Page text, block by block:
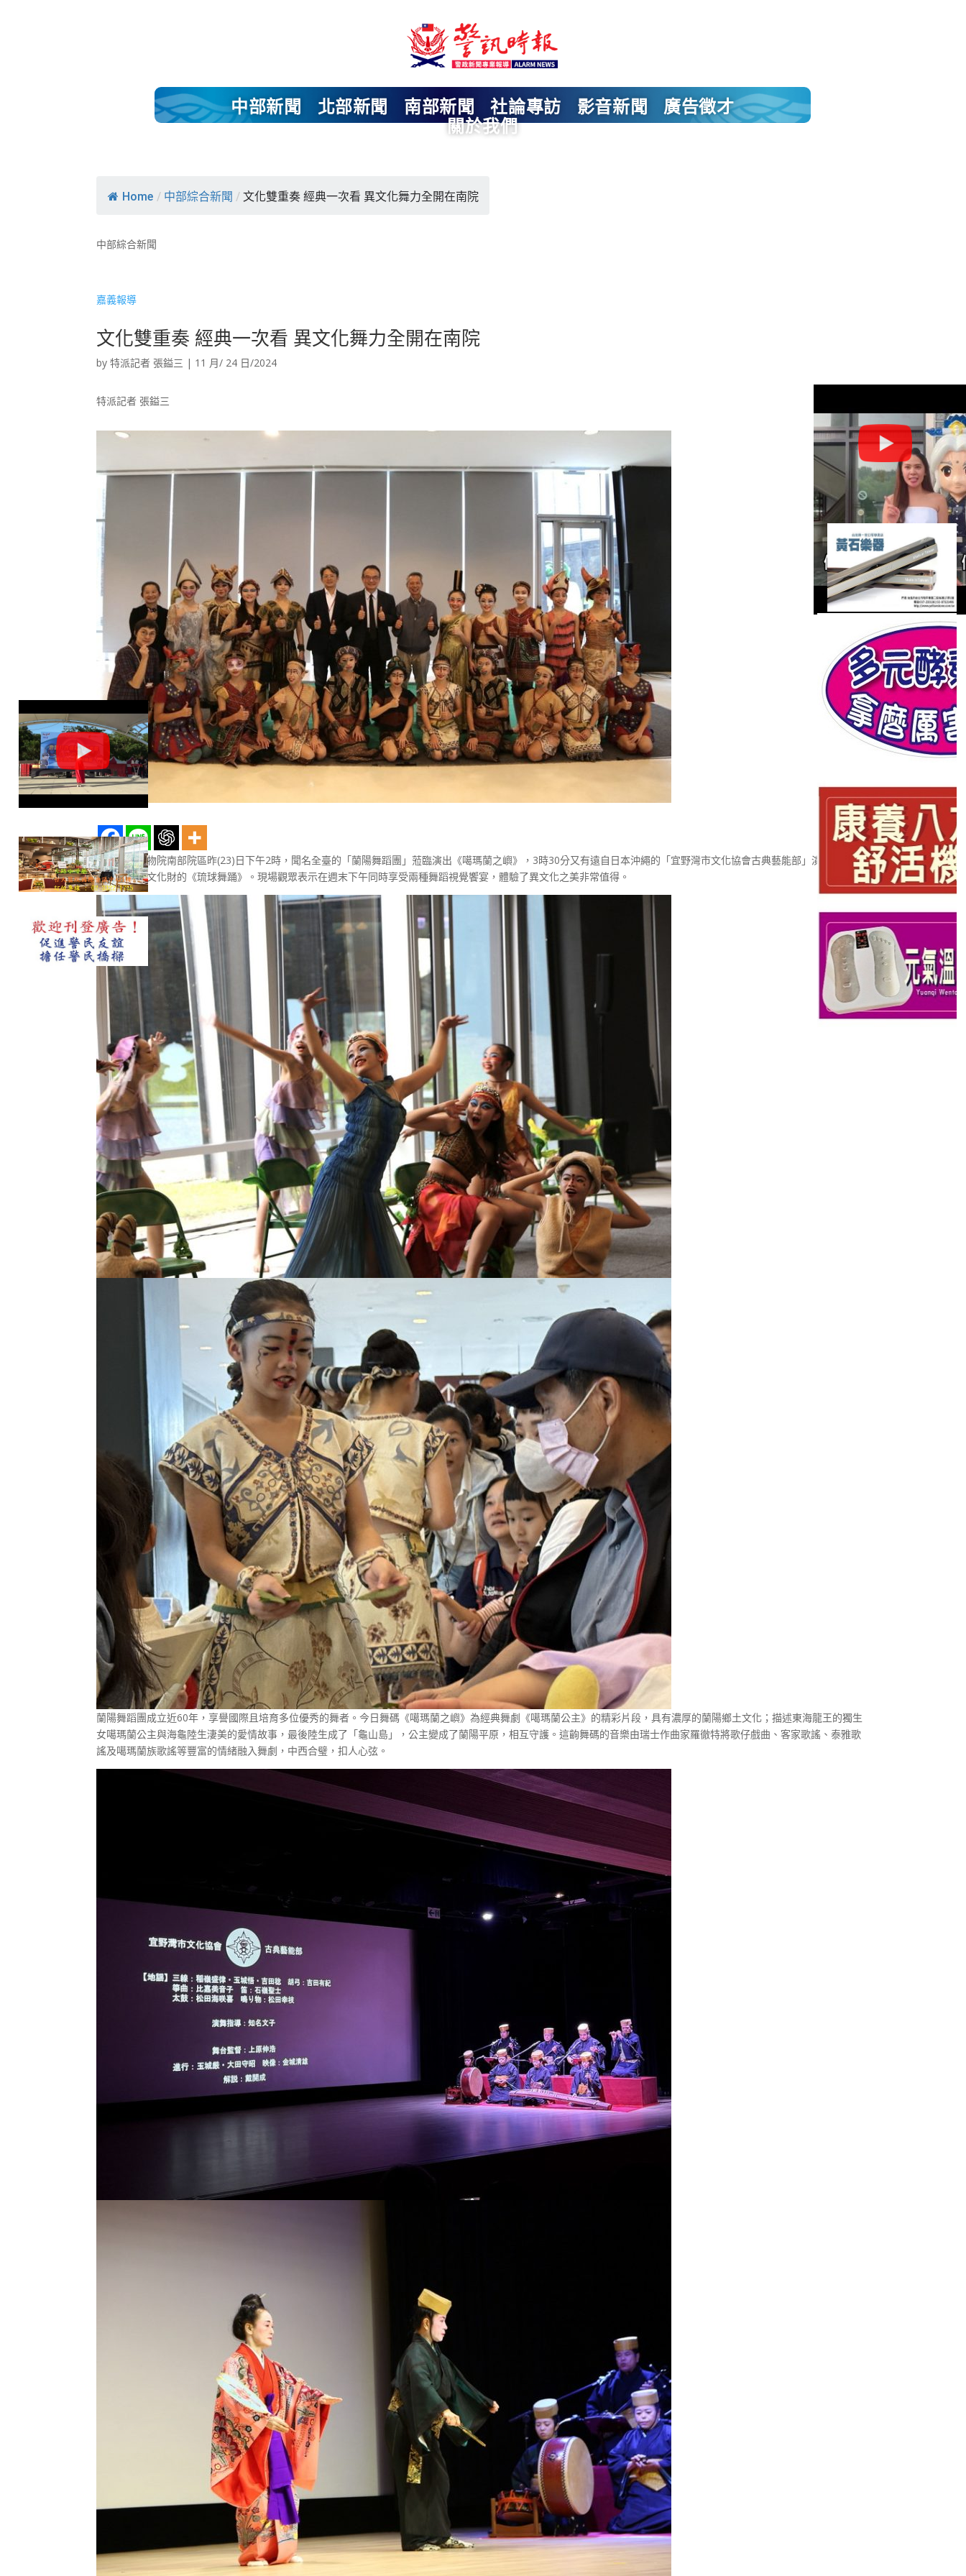
中部新聞 北部新聞 南部新聞 社論專訪 影音新聞
廣告徵才
關於我們
Home / 中部綜合新聞 / 文化雙重奏 經典一次看 異文化舞力全開在南院
中部綜合新聞
嘉義報導
文化雙重奏 經典一次看 異文化舞力全開在南院
by特派記者 張鎰三 | 11 月/ 24 日/2024
特派記者 張鎰三
國立故宮博物院南部院區昨(23)日下午2時，聞名全臺的「蘭陽舞蹈團」蒞臨演出《噶瑪蘭之嶼》，3時30分又有遠自日本沖繩的「宜野灣市文化協會古典藝能部」演出日本國
家重要無形文化財的《琉球舞踊》。現場觀眾表示在週末下午同時享受兩種舞蹈視覺饗宴，體驗了異文化之美非常值得。
蘭陽舞蹈團成立近60年，享譽國際且培育多位優秀的舞者。今日舞碼《噶瑪蘭之嶼》為經典舞劇《噶瑪蘭公主》的精彩片段，具有濃厚的蘭陽鄉土文化；描述東海龍王的獨生
女噶瑪蘭公主與海龜陸生淒美的愛情故事，最後陸生成了「龜山島」，公主變成了蘭陽平原，相互守護。這齣舞碼的音樂由瑞士作曲家羅徹特將歌仔戲曲、客家歌謠、泰雅歌
謠及噶瑪蘭族歌謠等豐富的情緒融入舞劇，中西合璧，扣人心弦。